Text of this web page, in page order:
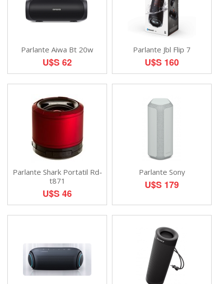
Parlante Aiwa Bt 20w
U$S 62
Parlante Jbl Flip 7
U$S 160
Parlante Shark Portatil Rd-
t871
U$S 46
Parlante Sony
U$S 179